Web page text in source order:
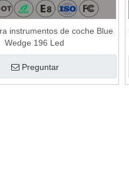
instrumentos de coche Blue
Wedge 196 Led
Preguntar